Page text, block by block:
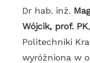
Dr hab. inż.
Wójcik, prof. PK
Politechniki
wyróżniona w